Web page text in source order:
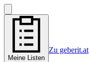
Meine Listen
Zu geberit.at